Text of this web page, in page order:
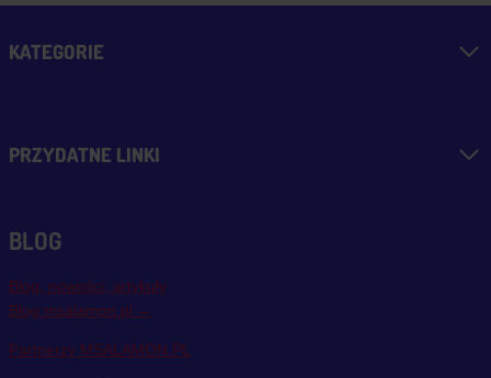
KATEGORIE
PRZYDATNE LINKI
BLOG
Blog, nowości, artykuły
Blog msalamon.pl →
Partnerzy MSALAMON.PL